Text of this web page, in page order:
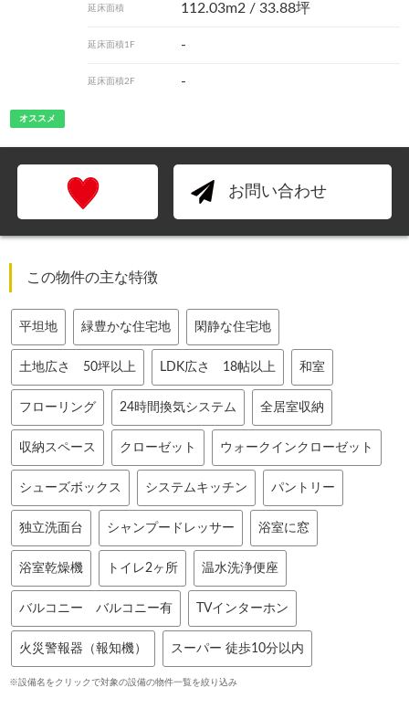
延床面積 112.03m2 / 33.88坪
延床面積1F -
延床面積2F -
オススメ
お問い合わせ
この物件の主な特徴
平坦地 緑豊かな住宅地 閑静な住宅地
土地広さ 50坪以上 LDK広さ 18帖以上 和室
フローリング 24時間換気システム 全居室収納
収納スペース クローゼット ウォークインクローゼット
シューズボックス システムキッチン パントリー
独立洗面台 シャンプードレッサー 浴室に窓
浴室乾燥機 トイレ2ヶ所 温水洗浄便座
バルコニー バルコニー有 TVインターホン
火災警報器（報知機） スーパー 徒歩10分以内
※設備名をクリックで対象の設備の物件一覧を絞り込み